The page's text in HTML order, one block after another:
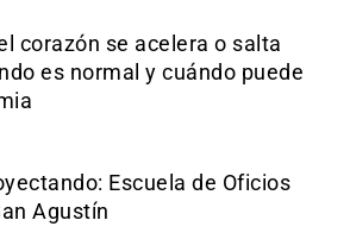
corazón se acelera o salta
es normal y cuándo puede
Escuela de Oficios
Agustín